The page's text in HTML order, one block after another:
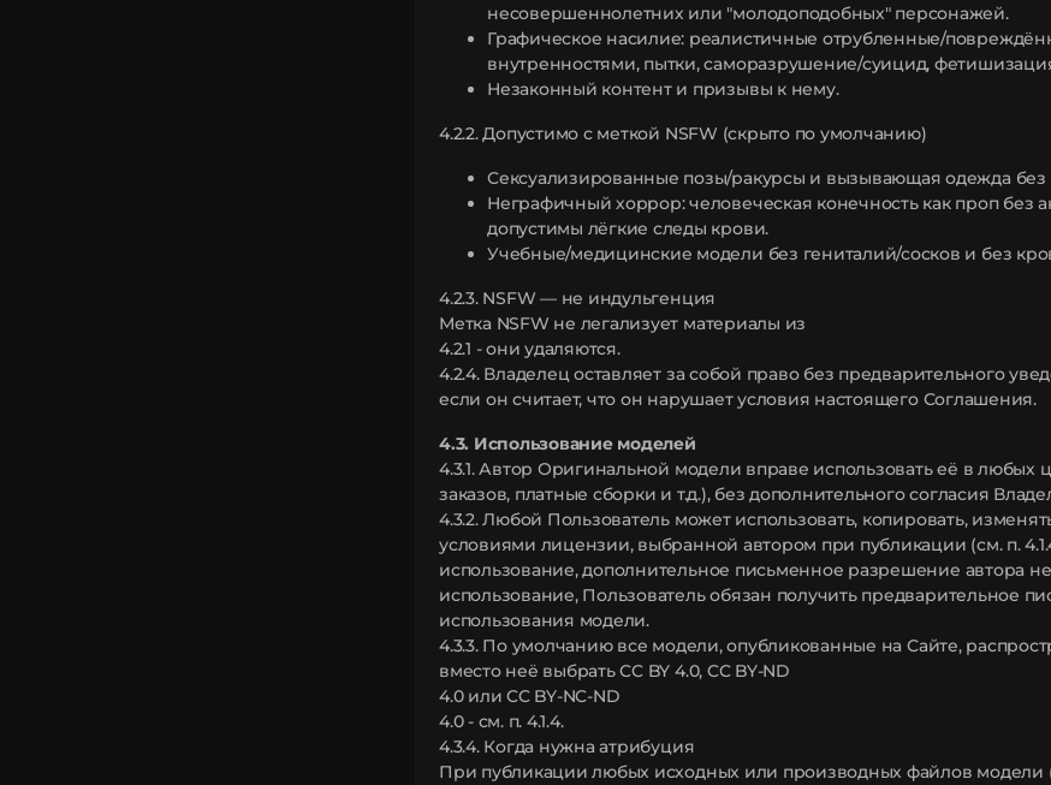
несовершеннолетних или "молодоподобных" персонажей.
Графическое насилие: реалистичные отрубленные/
внутренностями, пытки, саморазрушение/суицид,
Незаконный контент и призывы к нему.
4.2.2. Допустимо с меткой NSFW (скрыто по умолчанию)
Сексуализированные позы/ракурсы и вызывающая одежда без
Неграфичный хоррор: человеческая конечность как проп без
допустимы лёгкие следы крови.
Учебные/медицинские модели без гениталий/сосков и без
4.2.3. NSFW — не индульгенция
Метка NSFW не легализует материалы из
4.2.1 - они удаляются.
4.2.4. Владелец оставляет за собой право без предварительного
если он считает, что он нарушает условия настоящего Соглашения.
4.3. Использование моделей
4.3.1. Автор Оригинальной модели вправе использовать её в
заказов, платные сборки и т.д.), без дополнительного согласия
4.3.2. Любой Пользователь может использовать, копировать,
условиями лицензии, выбранной автором при публикации (см. п.
использование, дополнительное письменное разрешение автора
использование, Пользователь обязан получить предварительное
использования модели.
4.3.3. По умолчанию все модели, опубликованные на Сайте,
вместо неё выбрать CC BY 4.0, CC BY-ND
4.0 или CC BY-NC-ND
4.0 - см. п. 4.1.4.
4.3.4. Когда нужна атрибуция
При публикации любых исходных или производных файлов модели